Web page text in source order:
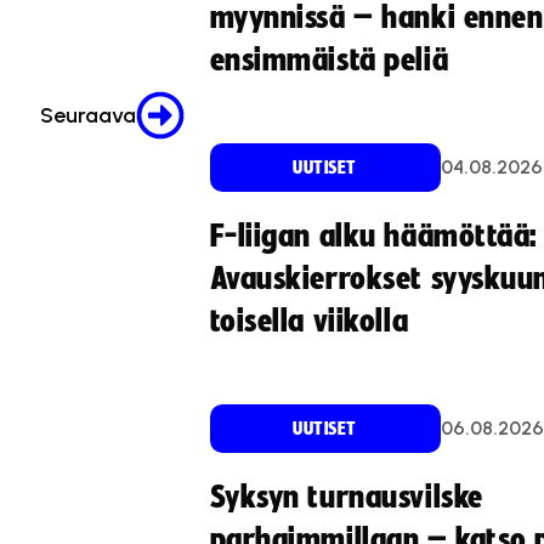
Seuraava
myynnissä – hanki ennen
ensimmäistä peliä
UUTISET 04.08.2026
F-liigan alku häämöttää:
Avauskierrokset
toisella viikolla
UUTISET 06.08.2026
Syksyn turnausvilske